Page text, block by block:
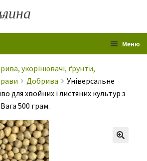
Меню
укорінювачі, ґрунти,
Добрива
Універсальне
для хвойних і листяних культур з
500 грам.